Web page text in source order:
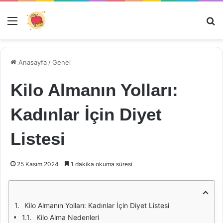
Menü
Anasayfa /Genel
Kilo Almanın Yolları:
Kadınlar İçin Diyet
Listesi
25 Kasım 2024 1 dakika okuma süresi
Kilo Almanın Yolları: Kadınlar İçin Diyet Listesi
Kilo Alma Nedenleri